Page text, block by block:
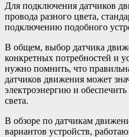
Для подключения датчиков
провода разного цвета,
подключению подобного
В общем, выбор датчика
конкретных потребностей и
нужно помнить, что
датчиков движения может
электроэнергию и
света.
В обзоре по датчикам
вариантов устройств,